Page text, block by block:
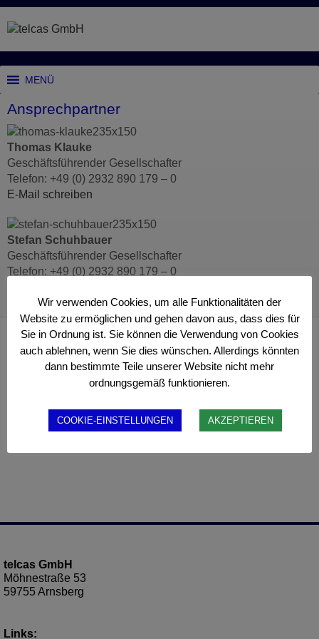
MENÜ
Ansprechpartner
Thomas Klauke
Geschäftsführender Gesellschafter
Telefon: +49 (0) 2932 890 179 – 0
E-Mail schreiben
Stefan Schuhbauer
Geschäftsführender Gesellschafter
Telefon: +49 (0) 2932 890 179 – 0
telcas GmbH
Möhnestraße 53
59755 Arnsberg
Links:
Wir verwenden Cookies, um alle Funktionalitäten der
Website zu ermöglichen und gehen davon aus, dass dies für
Sie in Ordnung ist. Sie können die Verwendung von Cookies
auch ablehnen, wenn Sie dies wünschen. Allerdings könnten
dann bestimmte Teile unserer Website nicht mehr
ordnungsgemäß funktionieren.
COOKIE-EINSTELLUNGEN AKZEPTIEREN